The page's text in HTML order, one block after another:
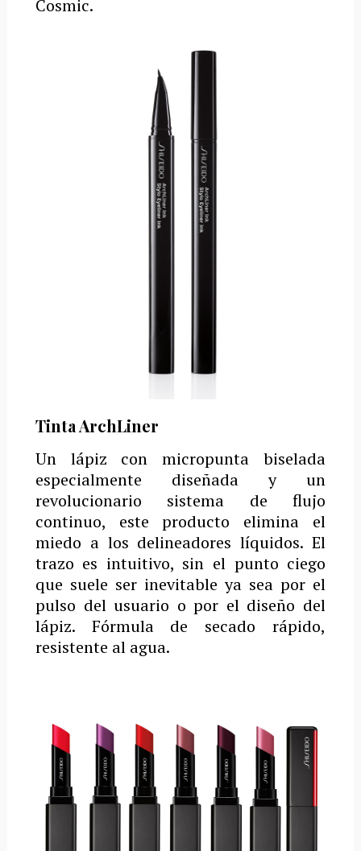
Cosmic.
Tinta ArchLiner
Un lápiz con micropunta biselada
especialmente diseñada y un
revolucionario sistema de flujo
continuo, este producto elimina el
miedo a los delineadores líquidos. El
trazo es intuitivo, sin el punto ciego
que suele ser inevitable ya sea por el
pulso del usuario o por el diseño del
lápiz. Fórmula de secado rápido,
resistente al agua.